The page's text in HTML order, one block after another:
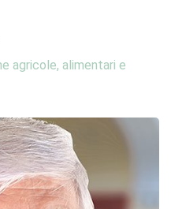
agricole, alimentari e